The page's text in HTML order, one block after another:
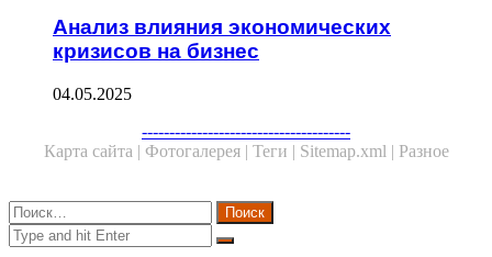
Анализ влияния экономических
кризисов на бизнес
04.05.2025
--------------------------------------
Карта сайта | Фотогалерея | Теги | Sitemap.xml | Разное
Close
Найти:
Close
Search